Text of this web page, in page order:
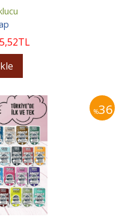
,52TL
%36